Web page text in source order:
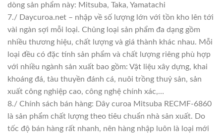
dòng sản phẩm này: Mitsuba, Taka, Yamatachi
7./ Daycuroa.net – nhập về số lượng lớn với tồn kho lên tới
vài ngàn sợi mỗi loại. Chủng loại sản phẩm đa dạng gồm
nhiều thương hiệu, chất lượng và giá thành khác nhau. Mỗi
loại đều có đặc tính sản phẩm và chất lượng riêng phù hợp
với nhiều ngành sản xuất bao gồm: Vật liệu xây dựng, khai
khoáng đá, tàu thuyền đánh cá, nuôi trồng thuỷ sản, sản
xuất công nghiệp cao, công nghệ chính xác,…
8./ Chính sách bán hàng: Dây curoa Mitsuba RECMF-6860
là sản phẩm chất lượng theo tiêu chuẩn nhà sản xuất. Do
tốc độ bán hàng rất nhanh, nên hàng nhập luôn là loại mới